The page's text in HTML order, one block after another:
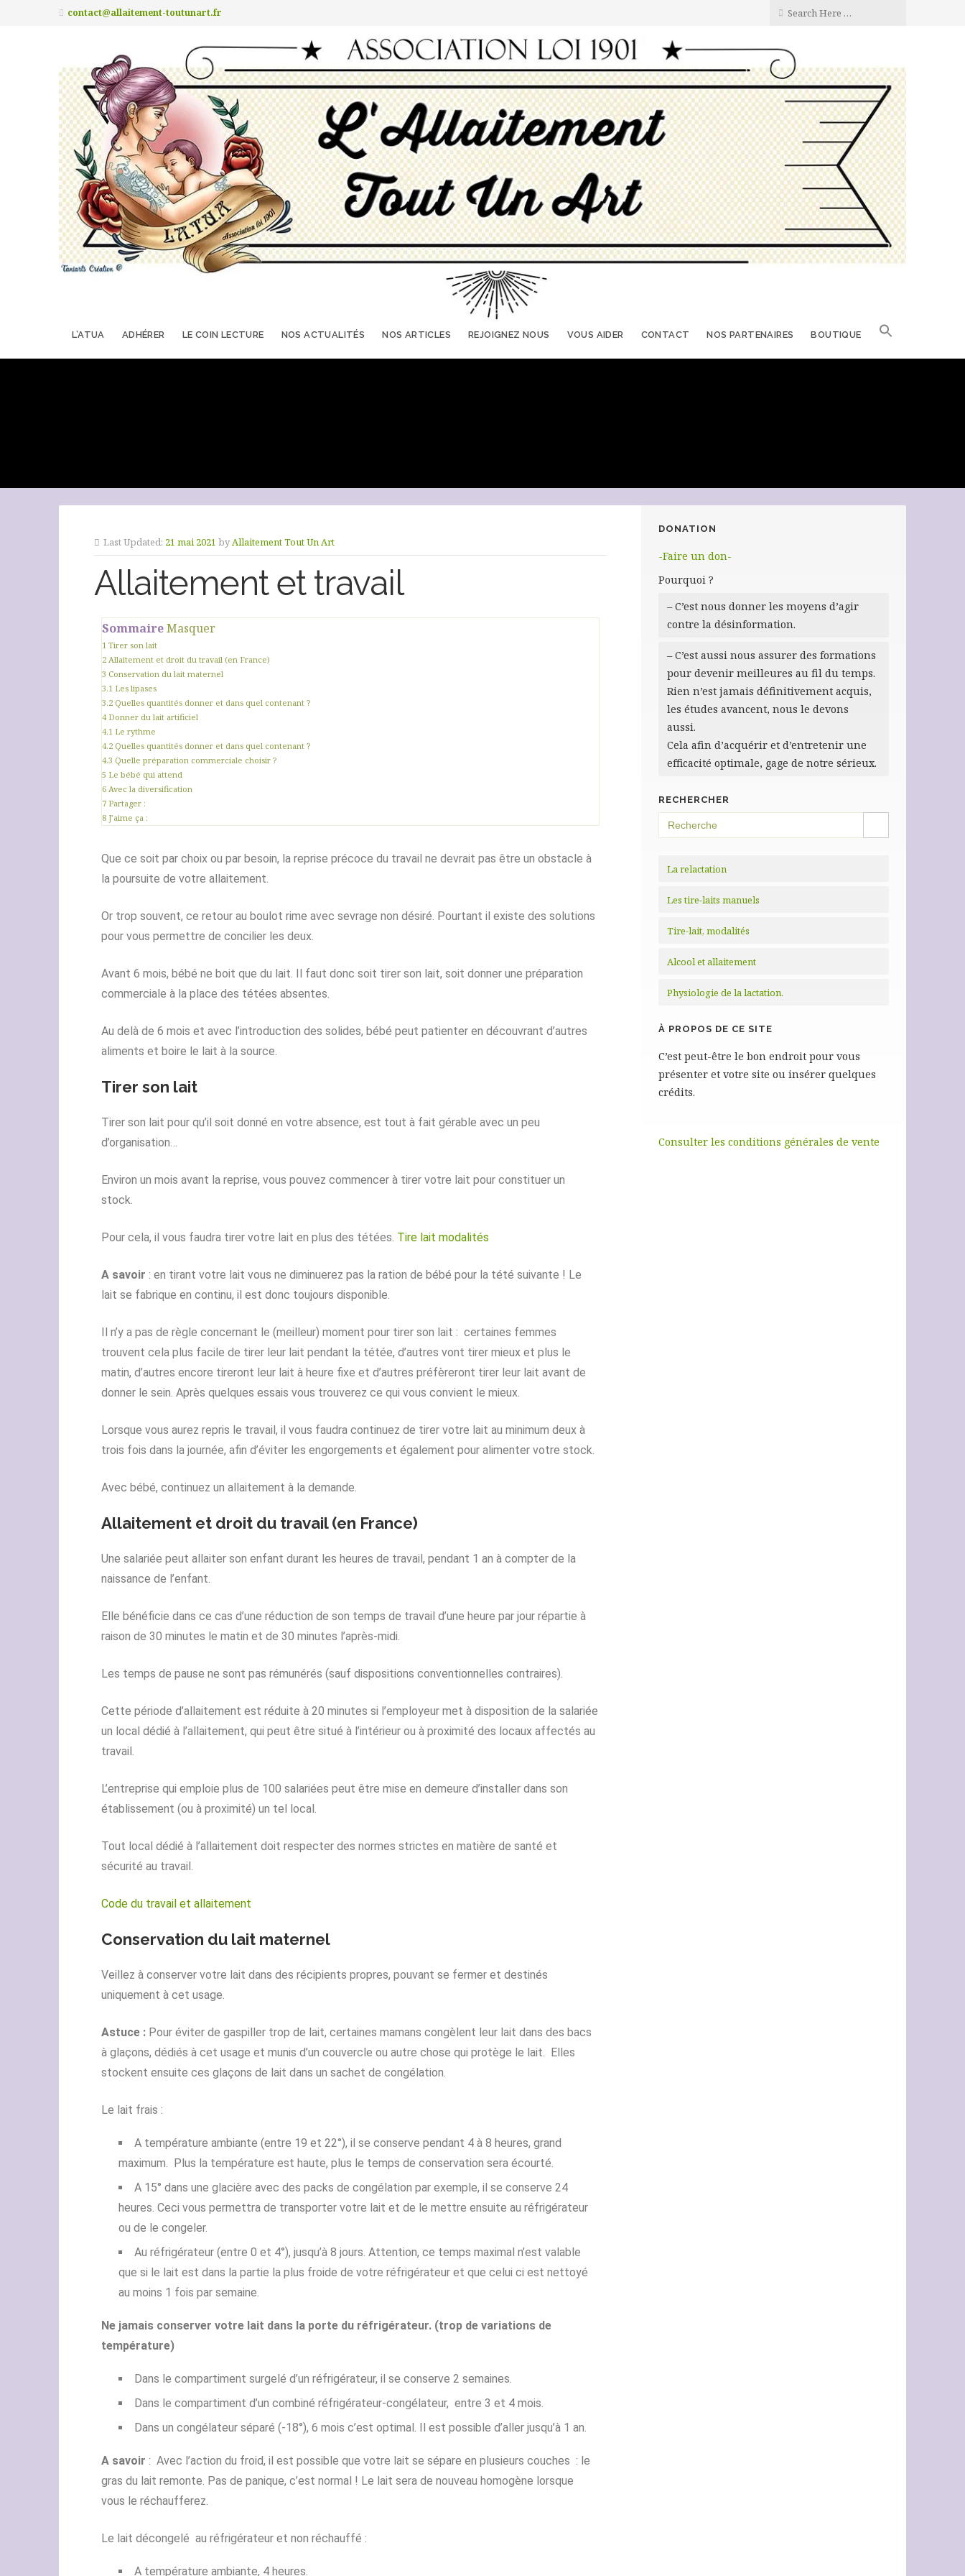
contact@allaitement-toutunart.fr
L’ATUA ADHÉRER LE COIN LECTURE NOS ACTUALITÉS NOS ARTICLES REJOIGNEZ NOUS VOUS AIDER CONTACT NOS PARTENAIRES BOUTIQUE
Last Updated: 21 mai 2021 byAllaitement Tout Un Art
Allaitement et travail
SommaireMasquer
1 Tirer son lait
2 Allaitement et droit du travail (en France)
3 Conservation du lait maternel
3.1 Les lipases
3.2 Quelles quantités donner et dans quel contenant ?
4 Donner du lait artificiel
4.1 Le rythme
4.2 Quelles quantités donner et dans quel contenant ?
4.3 Quelle préparation commerciale choisir ?
5 Le bébé qui attend
6 Avec la diversification
7 Partager :
8 J’aime ça :
Que ce soit par choix ou par besoin, la reprise précoce du travail ne devrait pas être un obstacle à
la poursuite de votre allaitement.
Or trop souvent, ce retour au boulot rime avec sevrage non désiré. Pourtant il existe des solutions
pour vous permettre de concilier les deux.
Avant 6 mois, bébé ne boit que du lait. Il faut donc soit tirer son lait, soit donner une préparation
commerciale à la place des tétées absentes.
Au delà de 6 mois et avec l’introduction des solides, bébé peut patienter en découvrant d’autres
aliments et boire le lait à la source.
Tirer son lait
Tirer son lait pour qu’il soit donné en votre absence, est tout à fait gérable avec un peu
d’organisation…
Environ un mois avant la reprise, vous pouvez commencer à tirer votre lait pour constituer un
stock.
Pour cela, il vous faudra tirer votre lait en plus des tétées. Tire lait modalités
A savoir : en tirant votre lait vous ne diminuerez pas la ration de bébé pour la tété suivante ! Le
lait se fabrique en continu, il est donc toujours disponible.
Il n’y a pas de règle concernant le (meilleur) moment pour tirer son lait : certaines femmes
trouvent cela plus facile de tirer leur lait pendant la tétée, d’autres vont tirer mieux et plus le
matin, d’autres encore tireront leur lait à heure fixe et d’autres préfèreront tirer leur lait avant de
donner le sein. Après quelques essais vous trouverez ce qui vous convient le mieux.
Lorsque vous aurez repris le travail, il vous faudra continuez de tirer votre lait au minimum deux à
trois fois dans la journée, afin d’éviter les engorgements et également pour alimenter votre stock.
Avec bébé, continuez un allaitement à la demande.
Allaitement et droit du travail (en France)
Une salariée peut allaiter son enfant durant les heures de travail, pendant 1 an à compter de la
naissance de l’enfant.
Elle bénéficie dans ce cas d’une réduction de son temps de travail d’une heure par jour répartie à
raison de 30 minutes le matin et de 30 minutes l’après-midi.
Les temps de pause ne sont pas rémunérés (sauf dispositions conventionnelles contraires).
Cette période d’allaitement est réduite à 20 minutes si l’employeur met à disposition de la salariée
un local dédié à l’allaitement, qui peut être situé à l’intérieur ou à proximité des locaux affectés au
travail.
L’entreprise qui emploie plus de 100 salariées peut être mise en demeure d’installer dans son
établissement (ou à proximité) un tel local.
Tout local dédié à l’allaitement doit respecter des normes strictes en matière de santé et
sécurité au travail.
Code du travail et allaitement
Conservation du lait maternel
Veillez à conserver votre lait dans des récipients propres, pouvant se fermer et destinés
uniquement à cet usage.
Astuce :Pour éviter de gaspiller trop de lait, certaines mamans congèlent leur lait dans des bacs
à glaçons, dédiés à cet usage et munis d’un couvercle ou autre chose qui protège le lait. Elles
stockent ensuite ces glaçons de lait dans un sachet de congélation.
Le lait frais :
A température ambiante (entre 19 et 22°), il se conserve pendant 4 à 8 heures, grand
maximum. Plus la température est haute, plus le temps de conservation sera écourté.
A 15° dans une glacière avec des packs de congélation par exemple, il se conserve 24
heures. Ceci vous permettra de transporter votre lait et de le mettre ensuite au réfrigérateur
ou de le congeler.
Au réfrigérateur (entre 0 et 4°), jusqu’à 8 jours. Attention, ce temps maximal n’est valable
que si le lait est dans la partie la plus froide de votre réfrigérateur et que celui ci est nettoyé
au moins 1 fois par semaine.
Ne jamais conserver votre lait dans la porte du réfrigérateur. (trop de variations de
température)
Dans le compartiment surgelé d’un réfrigérateur, il se conserve 2 semaines.
Dans le compartiment d’un combiné réfrigérateur-congélateur, entre 3 et 4 mois.
Dans un congélateur séparé (-18°), 6 mois c’est optimal. Il est possible d’aller jusqu’à 1 an.
A savoir : Avec l’action du froid, il est possible que votre lait se sépare en plusieurs couches : le
gras du lait remonte. Pas de panique, c’est normal ! Le lait sera de nouveau homogène lorsque
vous le réchaufferez.
Le lait décongelé au réfrigérateur et non réchauffé :
A température ambiante, 4 heures.
DONATION
-Faire un don-
Pourquoi ?
– C’est nous donner les moyens d’agir
contre la désinformation.
– C’est aussi nous assurer des formations
pour devenir meilleures au fil du temps.
Rien n’est jamais définitivement acquis,
les études avancent, nous le devons
aussi.
Cela afin d’acquérir et d’entretenir une
efficacité optimale, gage de notre sérieux.
RECHERCHER
Search
for:
SEARCH BUTTON
La relactation
Les tire-laits manuels
Tire-lait, modalités
Alcool et allaitement
Physiologie de la lactation.
À PROPOS DE CE SITE
C’est peut-être le bon endroit pour vous
présenter et votre site ou insérer quelques
crédits.
Consulter les conditions générales de vente